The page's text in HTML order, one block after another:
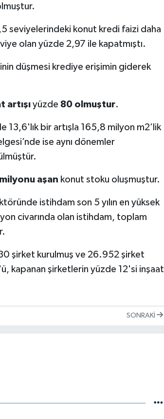
seviyelerindeki konut kredi faizi daha
olan yüzde 2,97 ile kapatmıştı.
düşmesi krediye erişimin giderek
artışı yüzde 80 olmuştur.
13,6'lık bir artışla 165,8 milyon m2’lik
ise aynı dönemler
aşan konut stoku oluşmuştur.
istihdam son 5 yılın en yüksek
civarında olan istihdam, toplam
şirket kurulmuş ve 26.952 şirket
kapanan şirketlerin yüzde 12'si inşaat
SONRAKI